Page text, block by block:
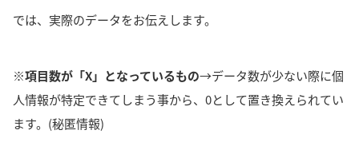
では、実際のデータをお伝えします。
※項目数が「X」となっているもの→データ数が少ない際に個
人情報が特定できてしまう事から、0として置き換えられてい
ます。(秘匿情報)